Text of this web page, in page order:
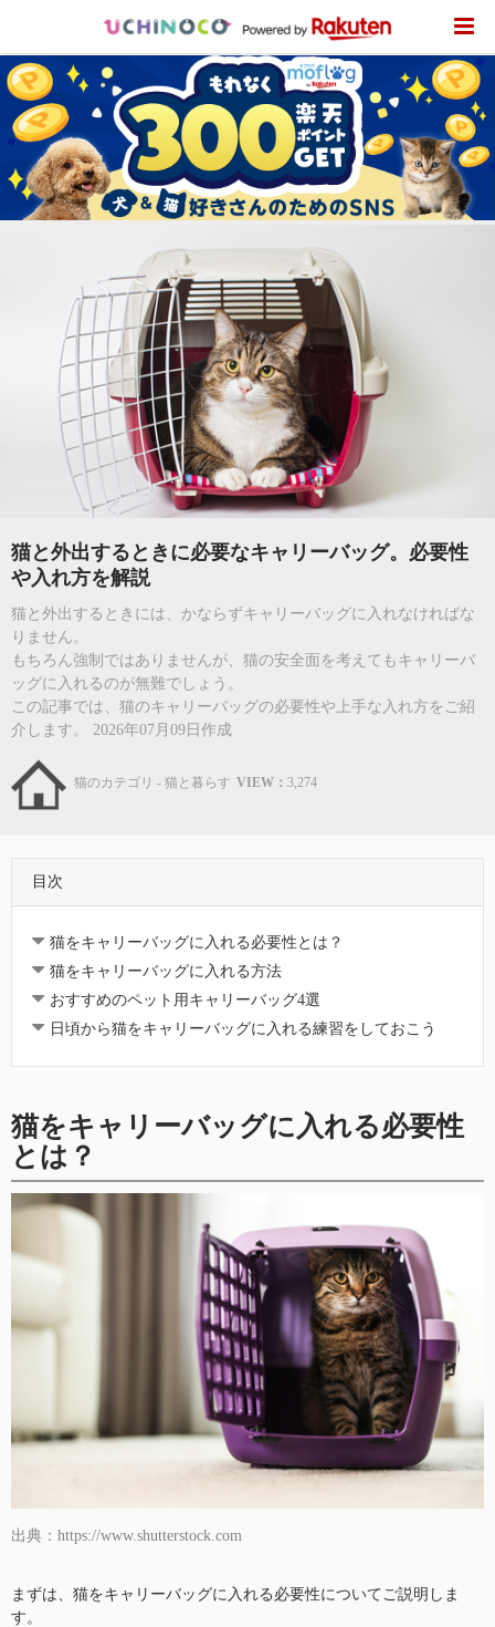
猫と外出するときに必要なキャリーバッグ。必要性
や入れ方を解説
猫と外出するときには、かならずキャリーバッグに入れなければな
りません。
もちろん強制ではありませんが、猫の安全面を考えてもキャリーバ
ッグに入れるのが無難でしょう。
この記事では、猫のキャリーバッグの必要性や上手な入れ方をご紹
介します。 2026年07月09日作成
猫のカテゴリ - 猫と暮らす VIEW： 3,274
目次
猫をキャリーバッグに入れる必要性とは？
猫をキャリーバッグに入れる方法
おすすめのペット用キャリーバッグ4選
日頃から猫をキャリーバッグに入れる練習をしておこう
猫をキャリーバッグに入れる必要性
とは？
出典：https://www.shutterstock.com
まずは、猫をキャリーバッグに入れる必要性についてご説明しま
す。